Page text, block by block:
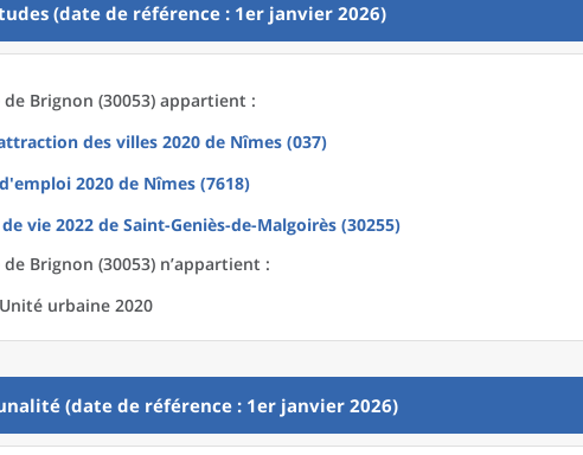
(date de référence : 1er janvier 2026)
de Brignon (30053) appartient :
des villes 2020 de Nîmes (037)
2020 de Nîmes (7618)
vie 2022 de Saint-Geniès-de-Malgoirès (30255)
de Brignon (30053) n’appartient :
urbaine 2020
(date de référence : 1er janvier 2026)